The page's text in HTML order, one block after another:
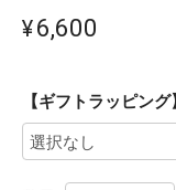
¥6,600
【ギフトラッピン